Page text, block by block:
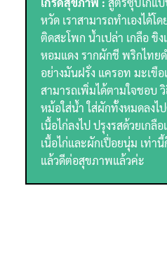
หวัด เราสามารถทำเองได้โ
ติดสะโพก​ น้ำเปล่า​ เกลือ​ ขิ
หอมแดง​ รากผักชี​ พริกไทย
อย่างมันฝรั่ง แครอท มะเขื
สามารถเพิ่มได้ตามใจชอบ
หม้อใส่น้ำ ใส่ผักทั้งหมดลงไ
เนื้อไก่ลงไป ปรุงรสด้วยเกลื
เนื้อไก่และผักเปื่อยนุ่ม เท่า
แล้วดีต่อสุขภาพแล้วค่ะ